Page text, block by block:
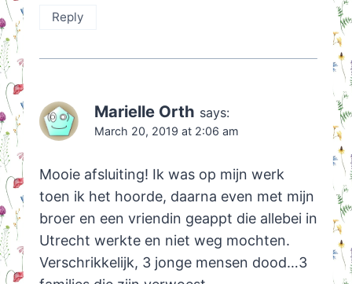
Reply
Marielle Orth says:
March 20, 2019 at 2:06 am
Mooie afsluiting! Ik was op mijn werk
toen ik het hoorde, daarna even met mijn
broer en een vriendin geappt die allebei in
Utrecht werkte en niet weg mochten.
Verschrikkelijk, 3 jonge mensen dood…3